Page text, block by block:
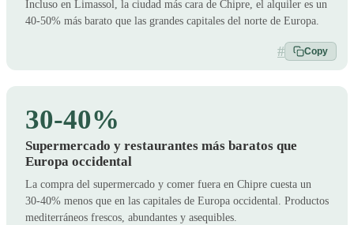
Incluso en Limassol, la ciudad más cara de Chipre, el alquiler es un
40-50% más barato que las grandes capitales del norte de Europa.
# Copy
30-40%
Supermercado y restaurantes más baratos que
Europa occidental
La compra del supermercado y comer fuera en Chipre cuesta un
30-40% menos que en las capitales de Europa occidental. Productos
mediterráneos frescos, abundantes y asequibles.